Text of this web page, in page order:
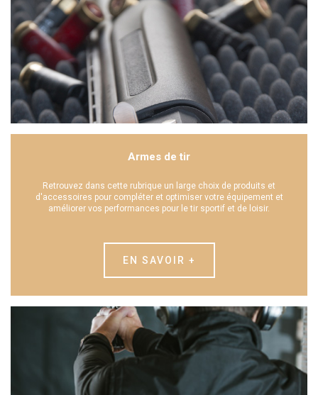
Armes de tir
Retrouvez dans cette rubrique un large choix de produits et
d'accessoires pour compléter et optimiser votre équipement et
améliorer vos performances pour le tir sportif et de loisir.
EN SAVOIR +